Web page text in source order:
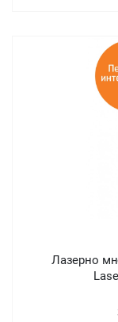
Лазерно